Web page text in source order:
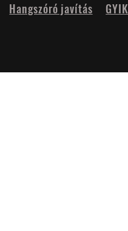
Hangszóró javítás GYIK